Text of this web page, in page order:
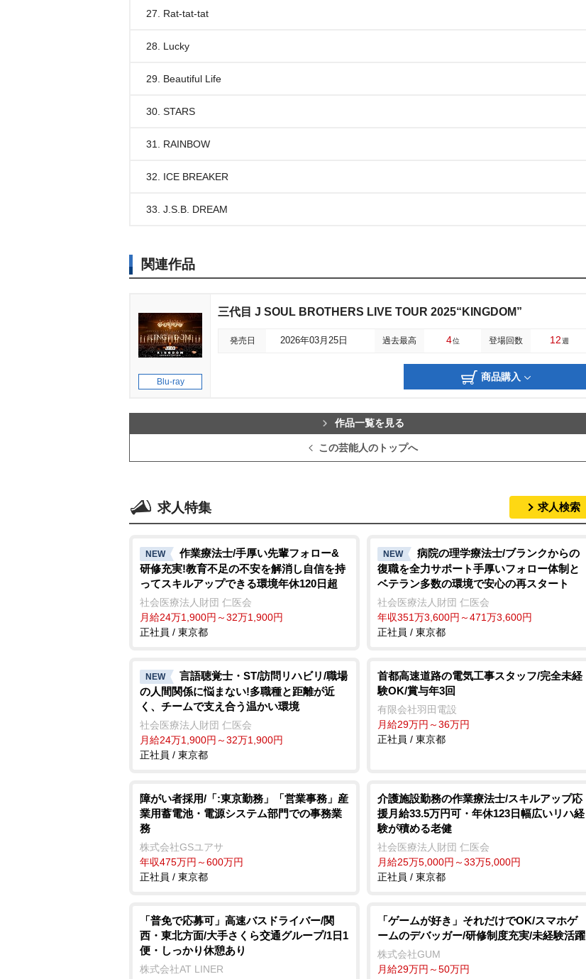
27. Rat-tat-tat
28. Lucky
29. Beautiful Life
30. STARS
31. RAINBOW
32. ICE BREAKER
33. J.S.B. DREAM
関連作品
Blu-ray
三代目 J SOUL BROTHERS LIVE TOUR 2025“KINGDOM”
発売日 2026年03月25日 過去最高 4位 登場回数 12週
商品購入
作品一覧を見る
この芸能人のトップへ
求人特集 求人検索
NEW
作業療法士/手厚い先輩フォロー&
研修充実!教育不足の不安を解消し自信を持
ってスキルアップできる環境年休120日超
社会医療法人財団 仁医会
月給24万1,900円～32万1,900円
正社員 / 東京都
NEW
病院の理学療法士/ブランクからの
復職を全力サポート手厚いフォロー体制と
ベテラン多数の環境で安心の再スタート
社会医療法人財団 仁医会
年収351万3,600円～471万3,600円
正社員 / 東京都
NEW
言語聴覚士・ST/訪問リハビリ/職場
の人間関係に悩まない!多職種と距離が近
く、チームで支え合う温かい環境
社会医療法人財団 仁医会
月給24万1,900円～32万1,900円
正社員 / 東京都
首都高速道路の電気工事スタッフ/完全未経
験OK/賞与年3回
有限会社羽田電設
月給29万円～36万円
正社員 / 東京都
障がい者採用/「:東京勤務」「営業事務」産
業用蓄電池・電源システム部門での事務業
務
株式会社GSユアサ
年収475万円～600万円
正社員 / 東京都
介護施設勤務の作業療法士/スキルアップ応
援月給33.5万円可・年休123日幅広いリハ経
験が積める老健
社会医療法人財団 仁医会
月給25万5,000円～33万5,000円
正社員 / 東京都
「普免で応募可」高速バスドライバー/関
西・東北方面/大手さくら交通グループ/1日1
便・しっかり休憩あり
株式会社AT LINER
「ゲームが好き」それだけでOK/スマホゲ
ームのデバッガー/研修制度充実/未経験活躍
株式会社GUM
月給29万円～50万円